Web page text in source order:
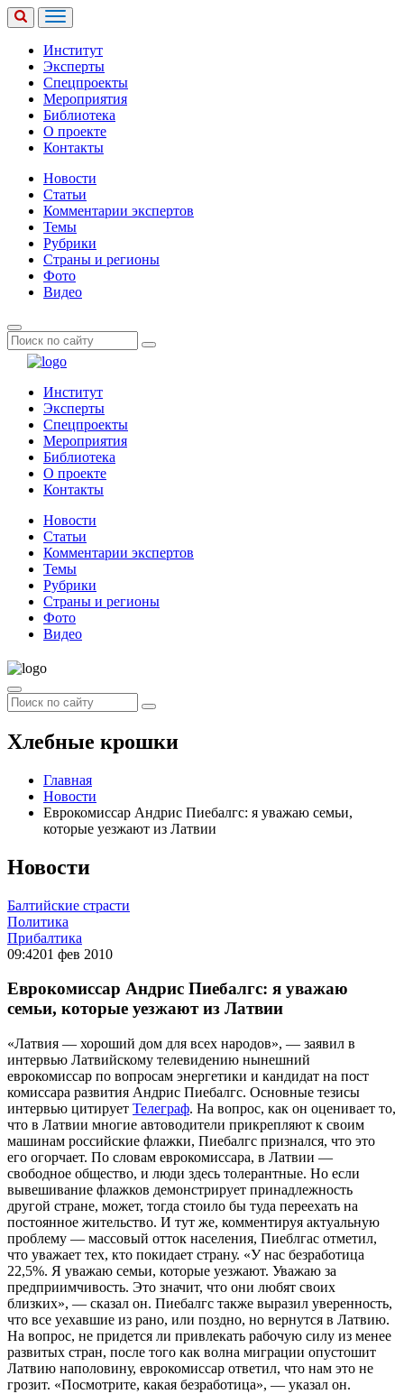
Институт
Эксперты
Спецпроекты
Мероприятия
Библиотека
О проекте
Контакты
Новости
Статьи
Комментарии экспертов
Темы
Рубрики
Страны и регионы
Фото
Видео
Институт
Эксперты
Спецпроекты
Мероприятия
Библиотека
О проекте
Контакты
Новости
Статьи
Комментарии экспертов
Темы
Рубрики
Страны и регионы
Фото
Видео
Хлебные крошки
Главная
Новости
Еврокомиссар Андрис Пиебалгс: я уважаю семьи,
которые уезжают из Латвии
Новости
Балтийские страсти
Политика
Прибалтика
09:4201 фев 2010
Еврокомиссар Андрис Пиебалгс: я уважаю
семьи, которые уезжают из Латвии
«Латвия — хороший дом для всех народов», — заявил в
интервью Латвийскому телевидению нынешний
еврокомиссар по вопросам энергетики и кандидат на пост
комиссара развития Андрис Пиебалгс. Основные тезисы
интервью цитирует Телеграф. На вопрос, как он оценивает то,
что в Латвии многие автоводители прикрепляют к своим
машинам российские флажки, Пиебалгс признался, что это
его огорчает. По словам еврокомиссара, в Латвии —
свободное общество, и люди здесь толерантные. Но если
вывешивание флажков демонстрирует принадлежность
другой стране, может, тогда стоило бы туда переехать на
постоянное жительство. И тут же, комментируя актуальную
проблему — массовый отток населения, Пиеблгас отметил,
что уважает тех, кто покидает страну. «У нас безработица
22,5%. Я уважаю семьи, которые уезжают. Уважаю за
предприимчивость. Это значит, что они любят своих
близких», — сказал он. Пиебалгс также выразил уверенность,
что все уехавшие из рано, или поздно, но вернутся в Латвию.
На вопрос, не придется ли привлекать рабочую силу из менее
развитых стран, после того как волна миграции опустошит
Латвию наполовину, еврокомиссар ответил, что нам это не
грозит. «Посмотрите, какая безработица», — указал он.